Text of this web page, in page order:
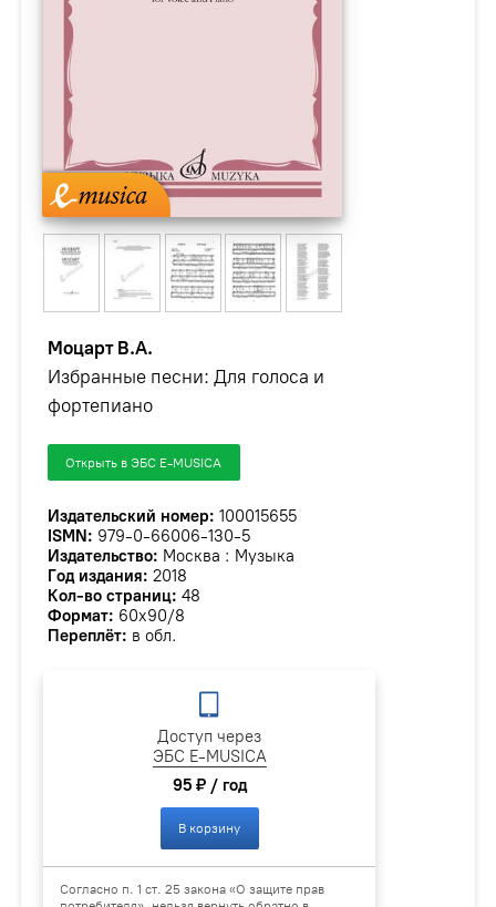
Моцарт В.А.
Избранные песни: Для голоса и
фортепиано
Открыть в ЭБС E-MUSICA
Издательский номер: 100015655
ISMN: 979-0-66006-130-5
Издательство: Москва : Музыка
Год издания: 2018
Кол-во страниц: 48
Формат: 60х90/8
Переплёт: в обл.
Доступ через
ЭБС E-MUSICA
95 ₽ / год
В корзину
Согласно п. 1 ст. 25 закона «О защите прав